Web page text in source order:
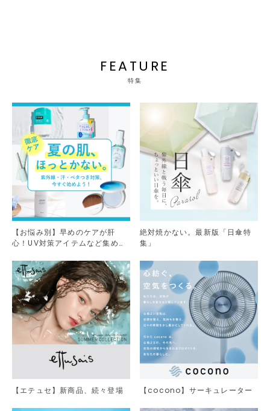
FEATURE
特集
【お悩み別】早めのケアが肝
心！UV対策アイテムなど集めま
絶対焼かない。最新版「日傘特
集」
【エテュセ】新商品、続々登場 【cocono】サーキュレーター